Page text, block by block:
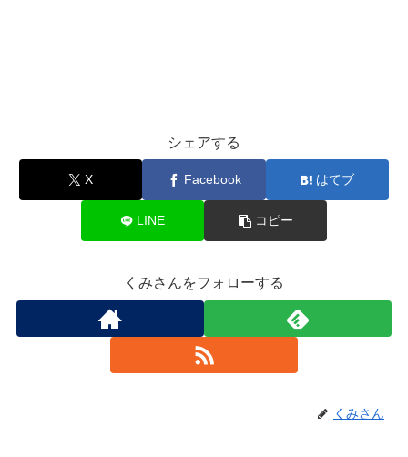
シェアする
X Facebook はてブ
LINE コピー
くみさんをフォローする
くみさん